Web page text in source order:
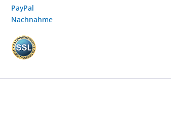
PayPal
Nachnahme